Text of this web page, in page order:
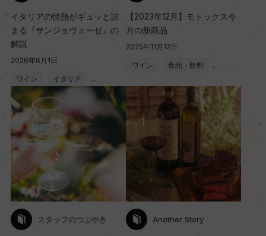
イタリアの情熱がギュッと詰
まる『サンジョヴェーゼ』の
解説
2026年6月1日
ワイン イタリア …
【2023年12月】モトックス今
月の新商品
2025年11月12日
ワイン 食品・飲料 …
スタッフのつぶやき Another Story